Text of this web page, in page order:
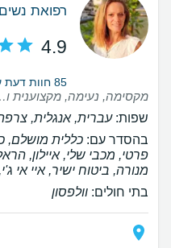
רפואת
4.9
85 חוות דעת על רפואת נשים/גינקולוגיה
מקסימה,
שפות:עברית, אנגלית,
בהסדר עם: כללית מושלם,
פרטי, מכבי שלי, איילון,
מנורה, ביטוח ישיר, איי אי
בתי חולים: וולפסון